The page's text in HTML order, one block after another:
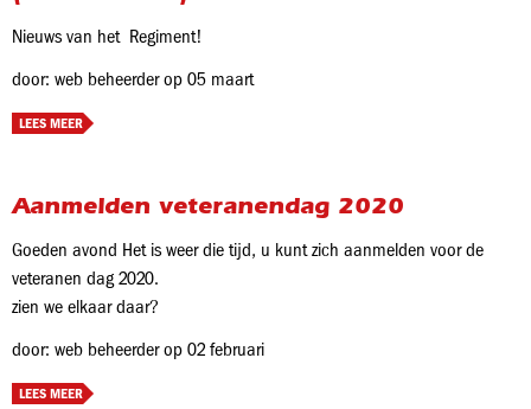
Nieuws van het Regiment!
door: web beheerder op 05 maart
LEES MEER
Aanmelden veteranendag 2020
Goeden avond Het is weer die tijd, u kunt zich aanmelden voor de
veteranen dag 2020.
zien we elkaar daar?
door: web beheerder op 02 februari
LEES MEER